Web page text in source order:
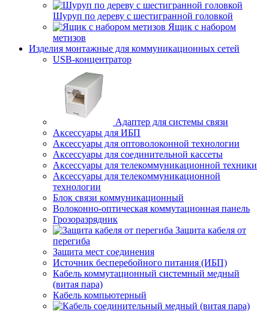
Шуруп по дереву с шестигранной головкой
Ящик с набором
метизов
Изделия монтажные для коммуникационных сетей
USB-концентратор
Адаптер для системы связи
Аксессуары для ИБП
Аксессуары для оптоволоконной технологии
Аксессуары для соединительной кассеты
Аксессуары для телекоммуникационной техники
Аксессуары для телекоммуникационной
технологии
Блок связи коммуникационный
Волоконно-оптическая коммутационная панель
Грозоразрядник
Защита кабеля от
перегиба
Защита мест соединения
Источник бесперебойного питания (ИБП)
Кабель коммутационный системный медный
(витая пара)
Кабель компьютерный